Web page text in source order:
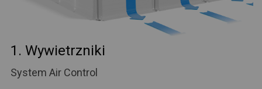
1. Wywietrzniki
System Air Control